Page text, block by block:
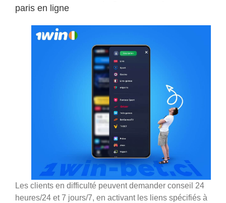
paris en ligne
Les clients en difficulté peuvent demander conseil 24
heures/24 et 7 jours/7, en activant les liens spécifiés à